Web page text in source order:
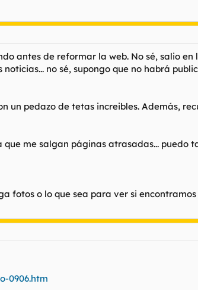
antes de reformar la web. No sé, salio
no sé, supongo que no habrá
un pedazo de tetas increibles. Además,
que me salgan páginas atrasadas...
fotos o lo que sea para ver si
0906.htm